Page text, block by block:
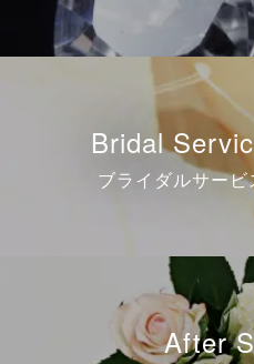
Bridal
ブライダルサー
After